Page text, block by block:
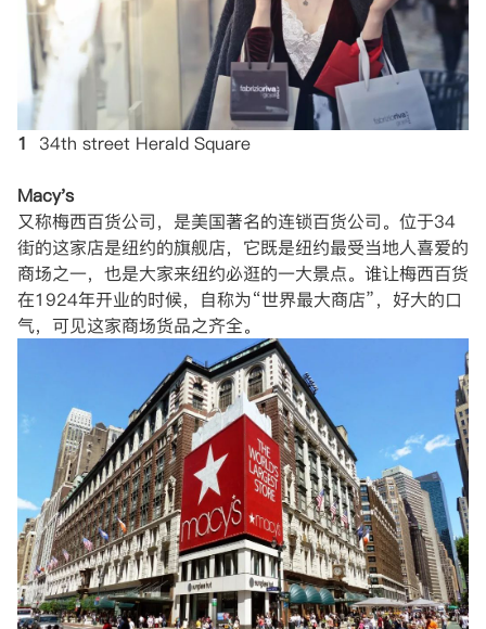
1 34th street Herald Square
Macy's
又称梅西百货公司，是美国著名的连锁百货公司。位于34
街的这家店是纽约的旗舰店，它既是纽约最受当地人喜爱的
商场之一，也是大家来纽约必逛的一大景点。谁让梅西百货
在1924年开业的时候，自称为“世界最大商店”，好大的口
气，可见这家商场货品之齐全。